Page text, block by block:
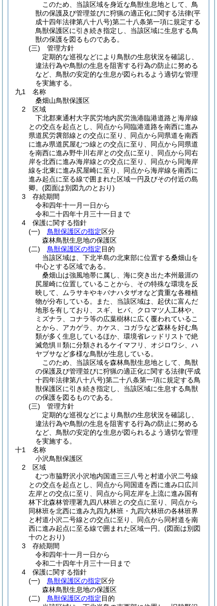
このため、当該区域を身近な鳥獣生息地として、鳥
獣の保護及び管理並びに狩猟の適正化に関する法律(平
成十四年法律第八十八号)第二十八条第一項に規定する
鳥獣保護区に引き続き指定し、当該区域に生息する鳥
獣の保護を図るものである。
(三) 管理方針
定期的な巡視などにより鳥獣の生息状況を確認し、
違法行為や鳥獣の生息を阻害する行為の防止に努める
など、鳥獣の安定的な生息が図られるよう適切な管理
を実施する。
九1 名称
桑畑山鳥獣保護区
2 区域
下北郡東通村大字尻労地内尻労漁港臨港道路と海岸線
との交点を起点とし、同点から同臨港道路を南西に進み
県道尻労袰部線との交点に至り、同点から同県道を南西
に進み県道尻屋むつ線との交点に至り、同点から同県道
を南西に進み野牛川右岸との交点に至り、同点から同右
岸を北西に進み海岸線との交点に至り、同点から同海岸
線を北東に進み尻屋崎に至り、同点から海岸線を南西に
進み起点に至る線で囲まれた区域一円及びその付近の島
卿。 (図面は別図九のとおり)
3 存続期間
令和四年十一月一日から
令和二十四年十月三十一日まで
4 保護に関する指針
(一)
鳥獣保護区の指定区分
森林鳥獣生息地の保護区
(二)
鳥獣保護区の指定目的
当該区域は、下北半島の北東部に位置する桑畑山を
中心とする区域である。
桑畑山は強風地帯に属し、海に突き出た本州最涯の
尻屋崎に位置していることから、その特殊な環境を反
映して、ムラサキやキバナハタザオなど貴重な各種植
物が分布している。また、当該区域は、起伏に富んだ
地形を有しており、スギ、ヒバ、クロマツ人工林や、
ミズナラ、コナラ等の広葉樹林に広く覆われているこ
とから、アカゲラ、カケス、コガラなど森林を好む鳥
類が多く生息しているほか、環境省レッドリストで絶
滅危惧Ⅱ類に分類されるケイマフリ、オジロワシ、ハ
ヤブサなど多様な鳥獣が生息している。
このため、当該区域を森林鳥獣生息地として、鳥獣
の保護及び管理並びに狩猟の適正化に関する法律(平成
十四年法律第八十八号)第二十八条第一項に規定する鳥
獣保護区に引き続き指定し、当該区域に生息する鳥獣
の保護を図るものである。
(三) 管理方針
定期的な巡視などにより鳥獣の生息状況を確認し、
違法行為や鳥獣の生息を阻害する行為の防止に努める
など、鳥獣の安定的な生息が図られるよう適切な管理
を実施する。
十1 名称
小沢鳥獣保護区
2 区域
むつ市脇野沢小沢地内国道三三八号と村道小沢二号線
との交点を起点とし、同点から同国道を西に進み口広川
左岸との交点に至り、同点から同左岸を上流に進み国有
林下北森林管理署九四八林班との交点に至り、同点から
同林班を北西に進み九四九林班・九四六林班の各林班界
と村道小沢二号線との交点に至り、同点から同村道を南
西に進み起点に至る線で囲まれた区域一円。 (図面は別図
十のとおり)
3 存続期間
令和四年十一月一日から
令和二十四年十月三十一日まで
4 保護に関する指針
(一)
鳥獣保護区の指定区分
森林鳥獣生息地の保護区
(二)
鳥獣保護区の指定目的